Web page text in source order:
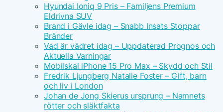
Hyundai Ioniq 9 Pris – Familjens Premium
Eldrivna SUV
Brand i Gävle idag – Snabb Insats Stoppar
Bränder
Vad är vädret idag – Uppdaterad Prognos och
Aktuella Varningar
Mobilskal iPhone 15 Pro Max – Skydd och Stil
Fredrik Ljungberg Natalie Foster – Gift, barn
och liv i London
Johan de Jong Skierus ursprung – Namnets
rötter och släktfakta